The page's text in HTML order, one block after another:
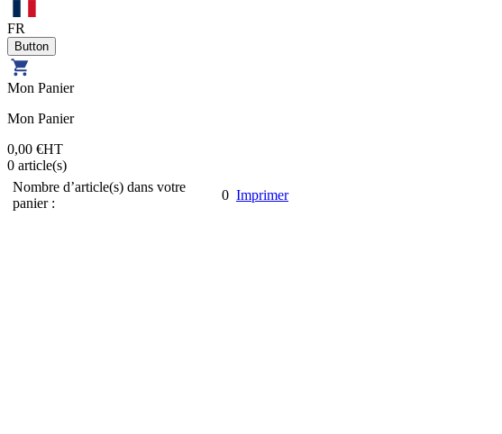
FR
Mon Panier
Mon Panier
0,00 €HT
0 article(s)
Nombre d’article(s) dans votre
panier :
0 Imprimer